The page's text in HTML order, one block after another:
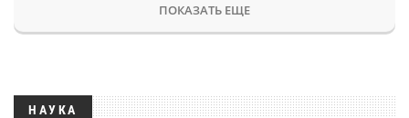
ПОКАЗАТЬ ЕЩЕ
НАУКА